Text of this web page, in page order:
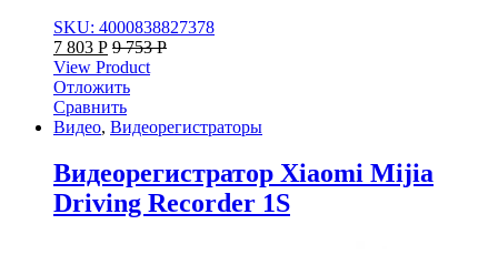
SKU: 4000838827378
7 803 Р 9 753Р
View Product
Отложить
Сравнить
Видео, Видеорегистраторы
Видеорегистратор Xiaomi Mijia
Driving Recorder 1S